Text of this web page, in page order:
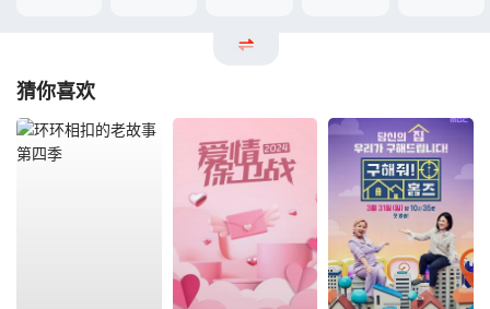
猜你喜欢